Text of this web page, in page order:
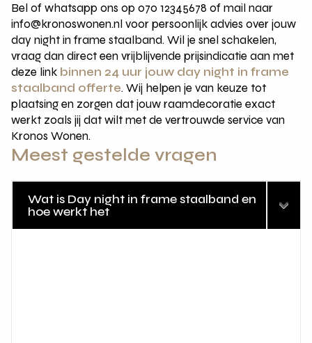
Bel of whatsapp ons op 070 12345678 of mail naar
info@kronoswonen.nl voor persoonlijk advies over jouw
day night in frame staalband. Wil je snel schakelen,
vraag dan direct een vrijblijvende prijsindicatie aan met
deze link binnen 24 uur jouw day night in frame
staalband offerte. Wij helpen je van keuze tot
plaatsing en zorgen dat jouw raamdecoratie exact
werkt zoals jij dat wilt met de vertrouwde service van
Kronos Wonen.
Meest gestelde vragen
Wat is Day night in frame staalband en
hoe werkt het